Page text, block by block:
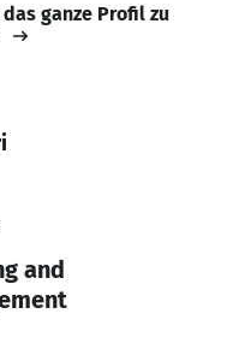
ganze Profil zu
and